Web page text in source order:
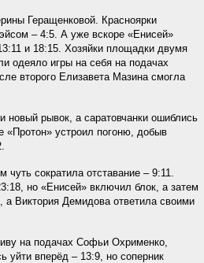
Геращенковой. Красноярки
– 4:5. А уже вскоре «Енисей»
и 18:15. Хозяйки площадки двумя
одеяло игры на себя на подачах
второго Елизавета Мазина смогла
новый рывок, а саратовчанки ошиблись
«Протон» устроил погоню, добыв
сократила отставание – 9:11.
но «Енисей» включил блок, а затем
Виктория Демидова ответила своими
на подачах Софьи Охрименко,
уйти вперёд – 13:9, но соперник